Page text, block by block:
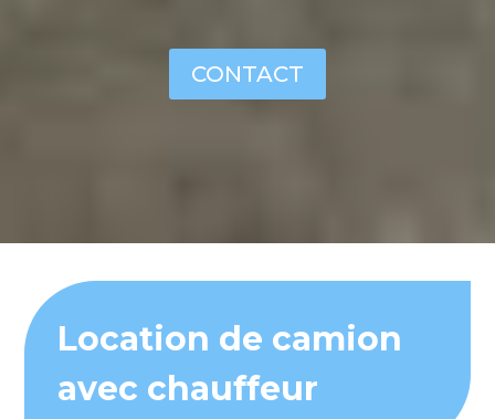
CONTACT
Location de camion
avec chauffeur